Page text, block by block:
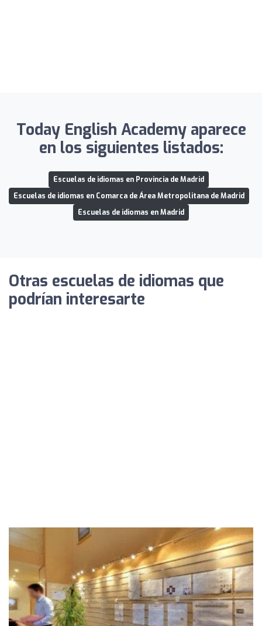
Today English Academy aparece
en los siguientes listados:
Escuelas de idiomas en Provincia de Madrid
Escuelas de idiomas en Comarca de Área Metropolitana de Madrid
Escuelas de idiomas en Madrid
Otras escuelas de idiomas que
podrían interesarte